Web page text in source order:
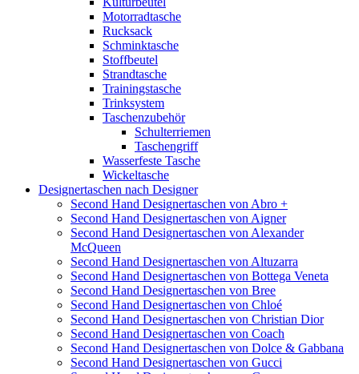
Motorradtasche
Rucksack
Schminktasche
Stoffbeutel
Strandtasche
Trainingstasche
Trinksystem
Taschenzubehör
Schulterriemen
Taschengriff
Wasserfeste Tasche
Wickeltasche
Designertaschen nach Designer
Second Hand Designertaschen von Abro +
Second Hand Designertaschen von Aigner
Second Hand Designertaschen von Alexander
McQueen
Second Hand Designertaschen von Altuzarra
Second Hand Designertaschen von Bottega Veneta
Second Hand Designertaschen von Bree
Second Hand Designertaschen von Chloé
Second Hand Designertaschen von Christian Dior
Second Hand Designertaschen von Coach
Second Hand Designertaschen von Dolce & Gabbana
Second Hand Designertaschen von Gucci